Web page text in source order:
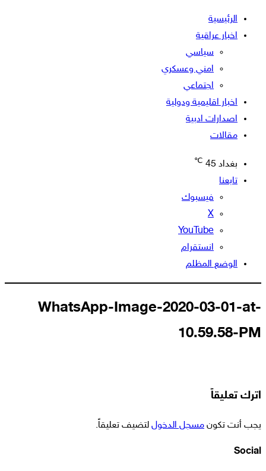
الرئيسية
اخبار عراقية
سياسي
امني وعسكري
اجتماعي
اخبار اقليمية ودولية
اصدارات ادبية
مقالات
بغداد 45
℃
تابعنا
فيسبوك
‫X
‫YouTube
انستقرام
الوضع المظلم
WhatsApp-Image-2020-03-01-at-
10.59.58-PM
اترك تعليقاً
يجب أنت تكون مسجل الدخول لتضيف تعليقاً.
Social